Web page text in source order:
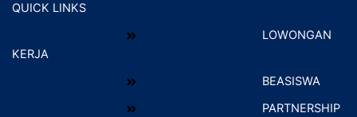
QUICK LINKS
LOWONGAN
KERJA
BEASISWA
PARTNERSHIP